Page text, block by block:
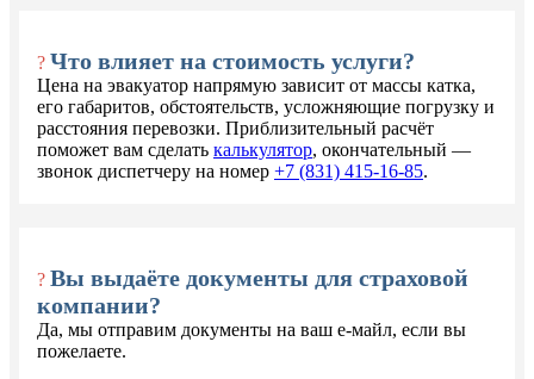
? Что влияет на стоимость услуги?
Цена на эвакуатор напрямую зависит от массы катка,
его габаритов, обстоятельств, усложняющие погрузку и
расстояния перевозки. Приблизительный расчёт
поможет вам сделать калькулятор, окончательный —
звонок диспетчеру на номер +7 (831) 415-16-85.
? Вы выдаёте документы для страховой
компании?
Да, мы отправим документы на ваш е-майл, если вы
пожелаете.